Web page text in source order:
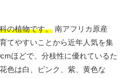
の植物です。 南アフリカ原産
てやすいことから近年人気を集
ほどで、分枝性に優れているた
色は白、ピンク、紫、黄色な